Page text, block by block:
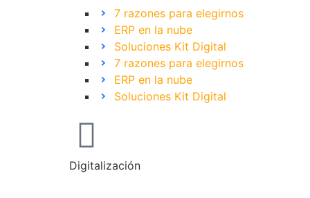
7 razones para elegirnos
ERP en la nube
Soluciones Kit Digital
7 razones para elegirnos
ERP en la nube
Soluciones Kit Digital
Digitalización